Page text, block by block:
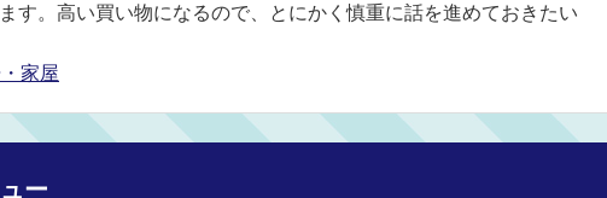
す。高い買い物になるので、とにかく慎重に話を進めておきたい
家屋
ー